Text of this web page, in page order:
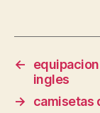
←
ingles
→
camisetas